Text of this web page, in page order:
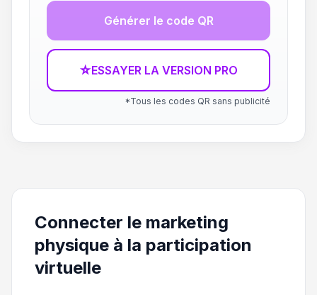
Générer le code QR
☆ESSAYER LA VERSION PRO
*Tous les codes QR sans publicité
Connecter le marketing
physique à la participation
virtuelle